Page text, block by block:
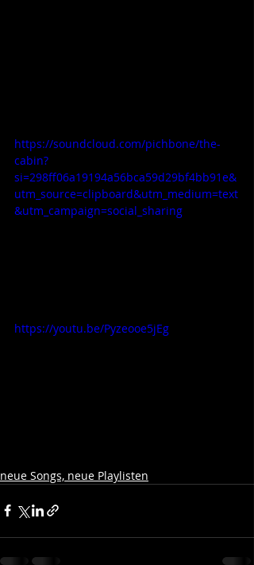
https://soundcloud.com/pichbone/the-
cabin?
si=298ff06a19194a56bca59d29bf4bb91e&
utm_source=clipboard&utm_medium=text
&utm_campaign=social_sharing
https://youtu.be/Pyzeooe5jEg
neue Songs, neue Playlisten